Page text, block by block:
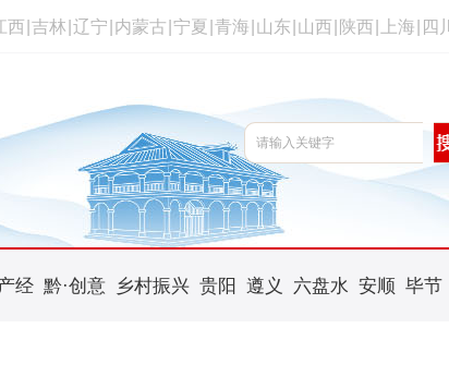
西 吉林 辽宁 内蒙古 宁夏 青海 山东 山西 陕西 上海 四川
经 黔·创意 乡村振兴 贵阳 遵义 六盘水 安顺 毕节